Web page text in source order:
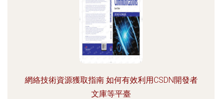
網絡技術資源獲取指南 如何有效利用CSDN開發者
文庫等平臺